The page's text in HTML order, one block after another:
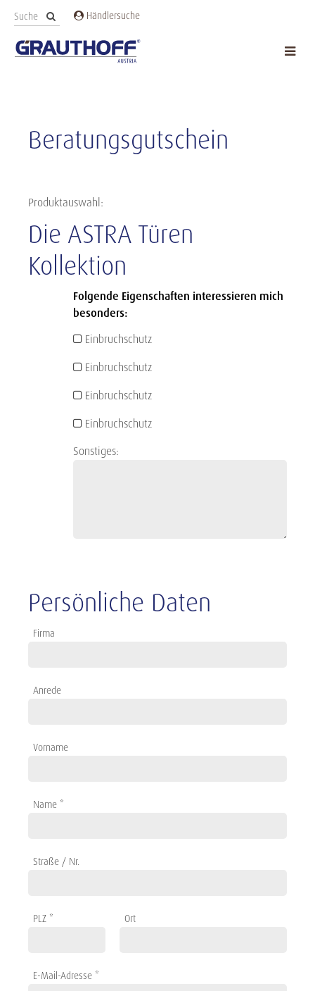
Händlersuche
Beratungsgutschein
Produktauswahl:
Die ASTRA Türen
Kollektion
Folgende Eigenschaften interessieren mich
besonders:
Einbruchschutz
Einbruchschutz
Einbruchschutz
Einbruchschutz
Sonstiges:
Persönliche Daten
Firma
Anrede
Vorname
Name *
Straße / Nr.
PLZ * Ort
E-Mail-Adresse *